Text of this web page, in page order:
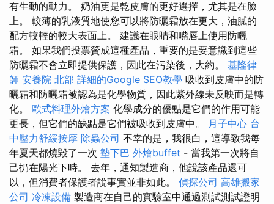
有生動的動力。 奶油更是乾皮膚的更好選擇，尤其是在臉
上。 較薄的乳液質地使您可以將防曬霜放在更大，油膩的
配方較輕的較大表面上。 建議在眼睛和嘴唇上使用防曬
霜。 如果我們投票贊成這種產品，重要的是要意識到這些
防曬霜不會立即提供保護，因此在污染後，大約。 基隆律
師 安養院 北部 詳細的Google SEO教學 吸收到皮膚中的防
曬霜和防曬霜被認為是化學物質，因此紫外線未反映而是轉
化。 歐式料理外燴方案 化學成分的優點是它們的作用可能
更長，但它們的缺點是它們被吸收到皮膚中。
月子中心 台
中壓力舒緩按摩 除蟲公司 不幸的是，我很白，這導致我每
年夏天都燒毀了一次 墊下巴 外燴buffet - 當我第一次將自
己扔在陽光下時。 去年，通知製造商，他說該產品還可
以，但消費者保護者說事實並非如此。 偵探公司 高雄搬家
公司 冷凍設備 製造商在自己的實驗室中通過測試測試證明